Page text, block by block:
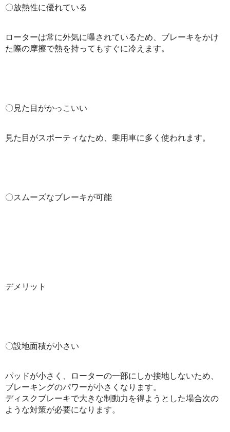
〇放熱性に優れている
ローターは常に外気に曝されているため、ブレーキをかけ
た際の摩擦で熱を持ってもすぐに冷えます。
〇見た目がかっこいい
見た目がスポーティなため、乗用車に多く使われます。
〇スムーズなブレーキが可能
デメリット
〇設地面積が小さい
パッドが小さく、ローターの一部にしか接地しないため、
ブレーキングのパワーが小さくなります。
ディスクブレーキで大きな制動力を得ようとした場合次の
ような対策が必要になります。